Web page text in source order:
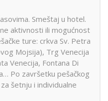
Smeštaj u hotel.
aktivnosti ili mogućnost
ture: crkva Sv. Petra
Mojsija), Trg Venecija
Venecija, Fontana Di
Po završetku pešačkog
šetnju i individualne